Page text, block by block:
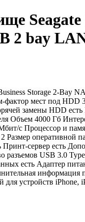
2 bay
Storage 2-Bay
фактор мест под HDD
замены HDD
Объем 4000 Гб
с Процессор и
Размер оперативной
сервер есть
разъемов USB 3.0
есть Адаптер
информация
устройств iPhone,